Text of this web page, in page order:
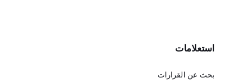
استعلامات
بحث عن القرارات